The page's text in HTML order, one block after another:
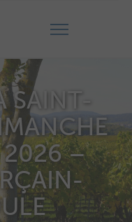
SAINT-
2026 –